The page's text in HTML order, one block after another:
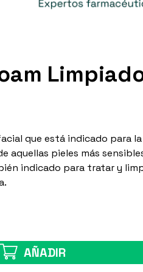
que está indicado para
aquellas pieles más
indicado para tratar y
AÑADIR